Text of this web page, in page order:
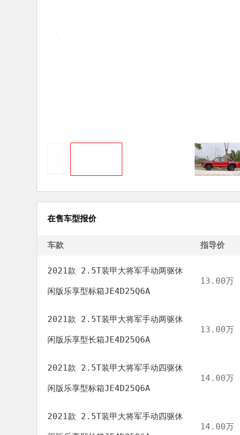
在售车型报价
车款 指导价
2021款 2.5T装甲大将军手动两驱休
闲版乐享型标箱JE4D25Q6A
13.00万
2021款 2.5T装甲大将军手动两驱休
闲版乐享型长箱JE4D25Q6A
13.00万
2021款 2.5T装甲大将军手动四驱休
闲版乐享型标箱JE4D25Q6A
14.00万
2021款 2.5T装甲大将军手动四驱休
14.00万